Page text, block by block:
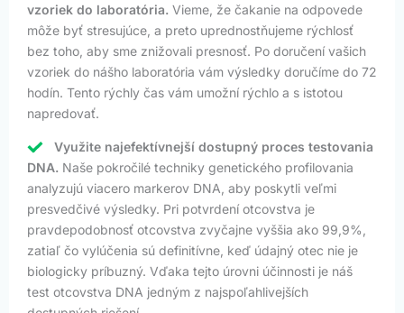
vzoriek do laboratória. Vieme, že čakanie na odpovede
môže byť stresujúce, a preto uprednostňujeme rýchlosť
bez toho, aby sme znižovali presnosť. Po doručení vašich
vzoriek do nášho laboratória vám výsledky doručíme do 72
hodín. Tento rýchly čas vám umožní rýchlo a s istotou
napredovať.
Využite najefektívnejší dostupný proces testovania
DNA. Naše pokročilé techniky genetického profilovania
analyzujú viacero markerov DNA, aby poskytli veľmi
presvedčivé výsledky. Pri potvrdení otcovstva je
pravdepodobnosť otcovstva zvyčajne vyššia ako 99,9%,
zatiaľ čo vylúčenia sú definitívne, keď údajný otec nie je
biologicky príbuzný. Vďaka tejto úrovni účinnosti je náš
test otcovstva DNA jedným z najspoľahlivejších